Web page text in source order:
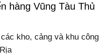
hàng Vũng Tàu Thủ
kho, cảng và khu công